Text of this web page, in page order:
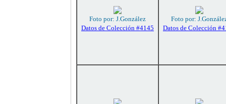
Foto por: J.González
Datos de Colección #4145
Foto por:
Datos de Colección